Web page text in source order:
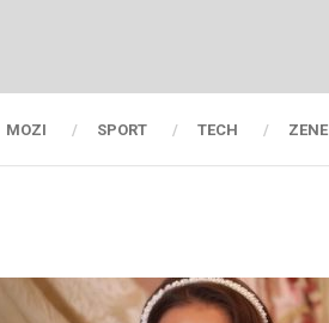
MOZI SPORT TECH ZENE